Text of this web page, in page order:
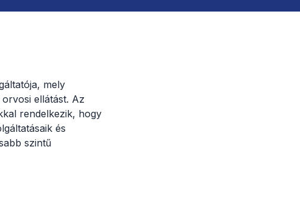
mely
ellátást. Az
rendelkezik, hogy
és
szintű